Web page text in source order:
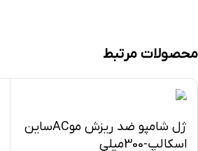
محصولات مرتبط
ژل شامپو ضد ریزش موACساین
اسکالپ-300میلی